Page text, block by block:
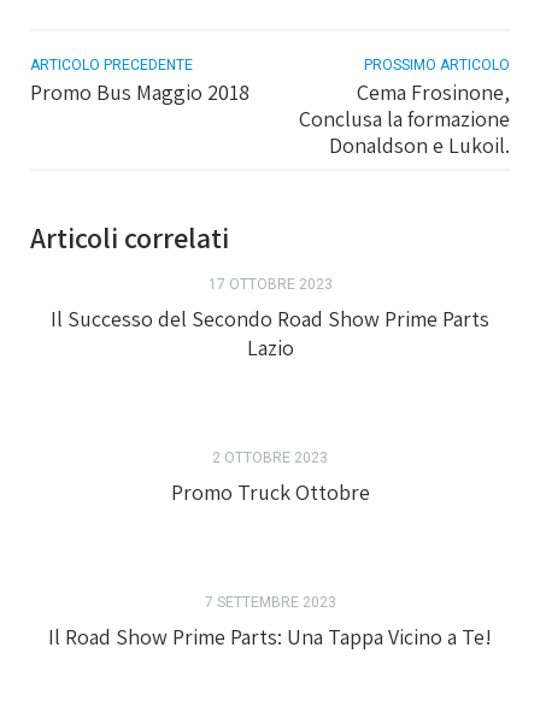
ARTICOLO PRECEDENTE
Promo Bus Maggio 2018
PROSSIMO ARTICOLO
Cema Frosinone,
Conclusa la formazione
Donaldson e Lukoil.
Articoli correlati
17 OTTOBRE 2023
Il Successo del Secondo Road Show Prime Parts
Lazio
2 OTTOBRE 2023
Promo Truck Ottobre
7 SETTEMBRE 2023
Il Road Show Prime Parts: Una Tappa Vicino a Te!